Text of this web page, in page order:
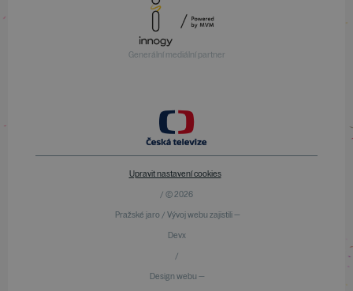
Generální mediální partner
Upravit nastavení cookies
/ © 2026
Pražské jaro / Vývoj webu zajistili —
Devx
/
Design webu —